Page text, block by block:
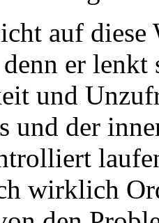
auf diese
er lenkt
und
und der
wirklich